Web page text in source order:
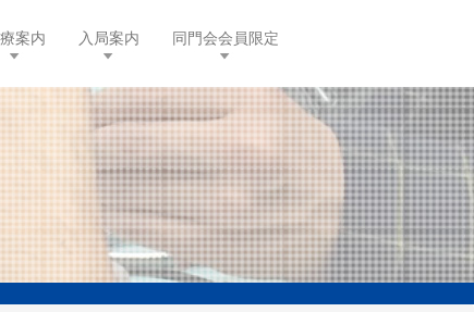
案内 入局案内 同門会会員限定